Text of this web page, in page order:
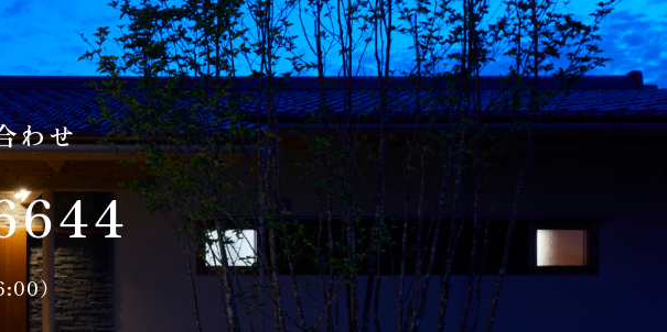
わせ
）